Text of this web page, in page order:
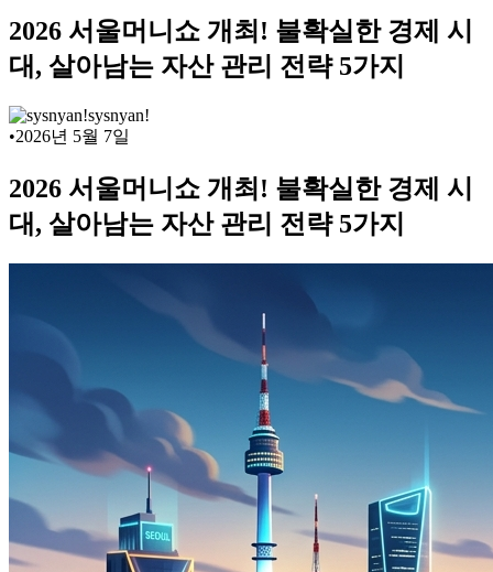
2026 서울머니쇼 개최! 불확실한 경제 시
대, 살아남는 자산 관리 전략 5가지
sysnyan!
•2026년 5월 7일
2026 서울머니쇼 개최! 불확실한 경제 시
대, 살아남는 자산 관리 전략 5가지